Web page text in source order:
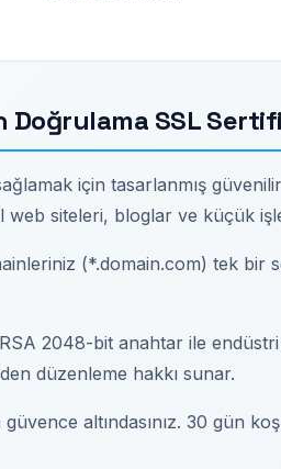
SSL
için tasarlanmış
siteleri, bloglar ve küçük
(*.domain.com) tek bir
2048-bit anahtar ile
düzenleme hakkı sunar.
altındasınız. 30 gün